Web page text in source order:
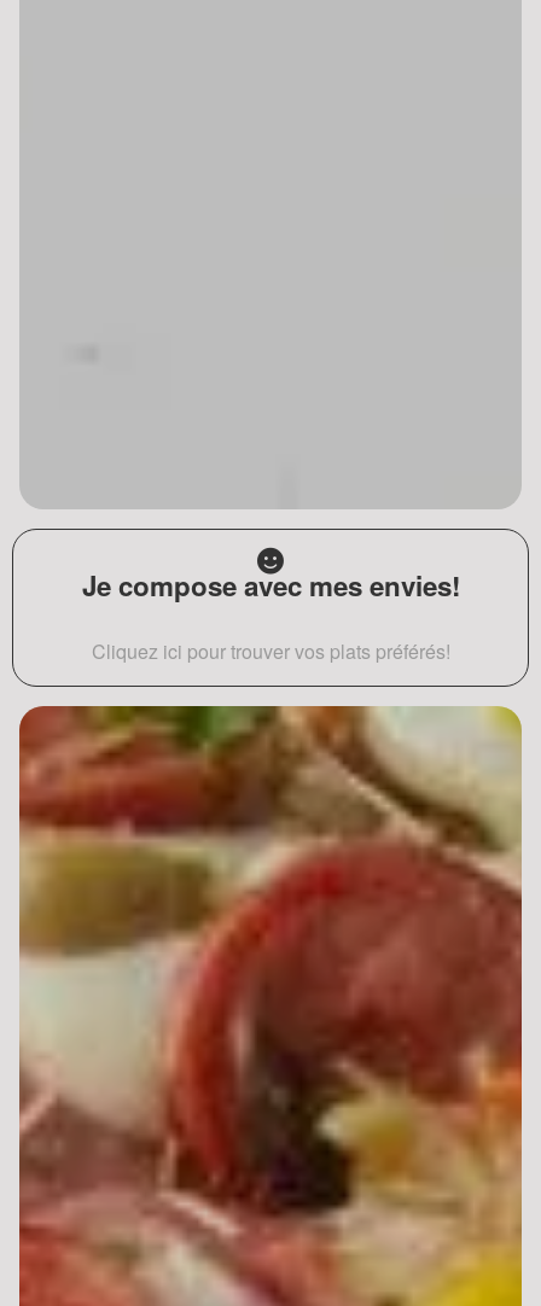
Je compose avec mes envies!
Cliquez ici pour trouver vos plats préférés!